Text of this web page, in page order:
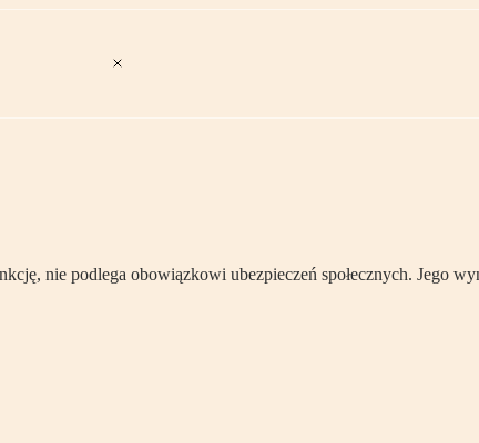
nie podlega obowiązkowi ubezpieczeń społecznych. Jego